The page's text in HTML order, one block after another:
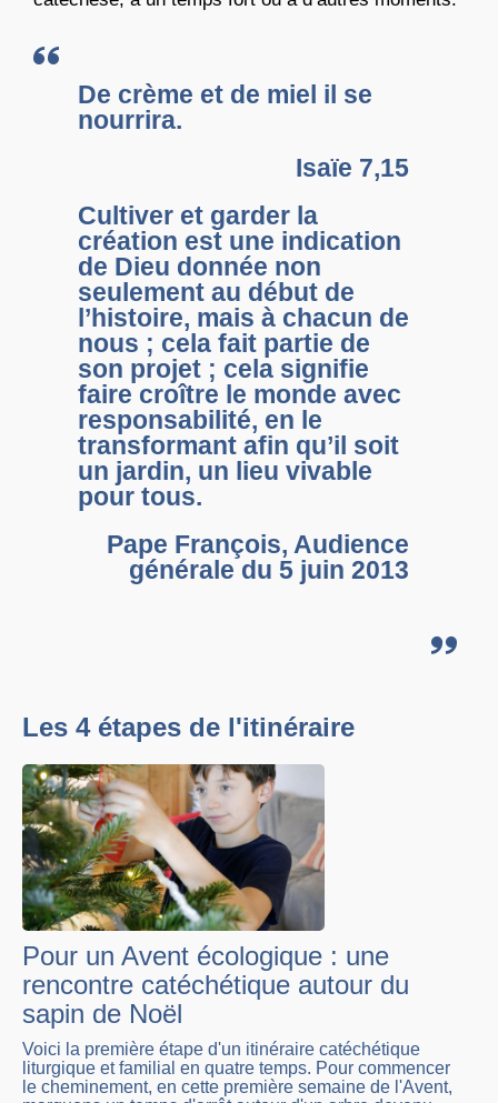
De crème et de miel il se
nourrira.
Isaïe 7,15
Cultiver et garder la
création est une indication
de Dieu donnée non
seulement au début de
l’histoire, mais à chacun de
nous ; cela fait partie de
son projet ; cela signifie
faire croître le monde avec
responsabilité, en le
transformant afin qu’il soit
un jardin, un lieu vivable
pour tous.
Pape François, Audience
générale du 5 juin 2013
Les 4 étapes de l'itinéraire
Pour un Avent écologique : une
rencontre catéchétique autour du
sapin de Noël
Voici la première étape d'un itinéraire catéchétique
liturgique et familial en quatre temps. Pour commencer
le cheminement, en cette première semaine de l'Avent,